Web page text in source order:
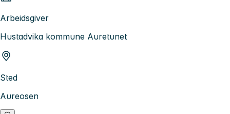
Arbeidsgiver
Hustadvika kommune Auretunet
Sted
Aureosen